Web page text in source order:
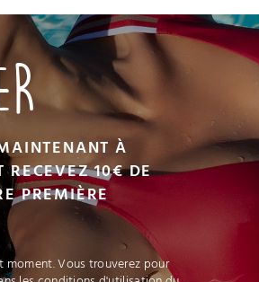
À
RECEVEZ 10€ DE
PREMIÈRE
moment. Vous trouverez pour